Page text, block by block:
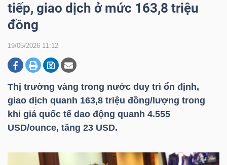
tiếp, giao dịch ở mức 163,8 triệu
đồng
19/05/2026 11:12
Thị trường vàng trong nước duy trì ổn định,
giao dịch quanh 163,8 triệu đồng/lượng trong
khi giá quốc tế dao động quanh 4.555
USD/ounce, tăng 23 USD.
CHỨNG
KHOÁN
DOANH
NGHIỆP
BẤT